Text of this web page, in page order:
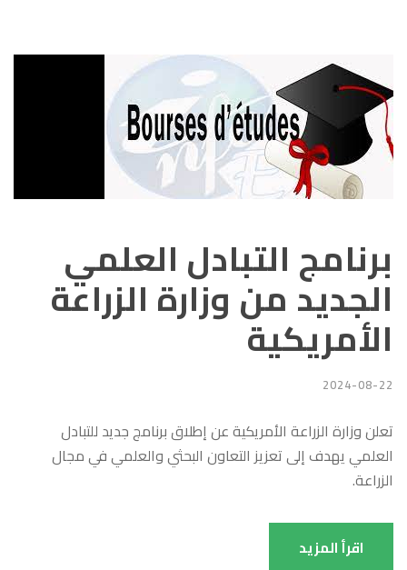
برنامج التبادل العلمي
الجديد من وزارة الزراعة
الأمريكية
2024-08-22
تعلن وزارة الزراعة الأمريكية عن إطلاق برنامج جديد للتبادل
العلمي يهدف إلى تعزيز التعاون البحثي والعلمي في مجال
الزراعة.
اقرأ المزيد